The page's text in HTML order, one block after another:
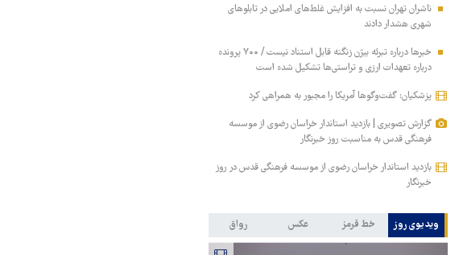
ناشران تهران نسبت به افزایش غلط‌های املایی در تابلوهای
شهری هشدار دادند
خبرها درباره تبرئه بیژن زنگنه قابل استناد نیست / ۷۰۰ پرونده
درباره تعهدات ارزی و تراستی‌ها تشکیل شده است
پزشکیان: گفت‌وگوها آمریکا را مجبور به همراهی کرد
گزارش تصویری | بازدید استاندار خراسان رضوی از موسسه
فرهنگی قدس به مناسبت روز خبرنگار
بازدید استاندار خراسان رضوی از موسسه فرهنگی قدس در روز
خبرنگار
ویدیوی روز خط قرمز عکس رواق